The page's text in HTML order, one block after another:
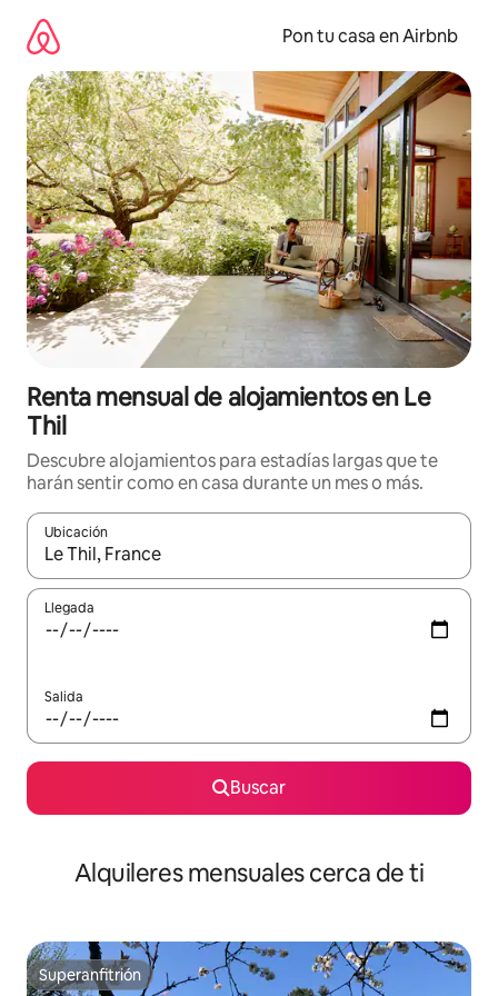
contenido
Pon tu casa en Airbnb
Renta mensual de alojamientos en Le
Thil
Descubre alojamientos para estadías largas que te
harán sentir como en casa durante un mes o más.
Ubicación
Cuando los resultados estén disponibles, navega con las
Llegada
Salida
Buscar
Alquileres mensuales cerca de ti
Superanfitrión
Superanfitrión